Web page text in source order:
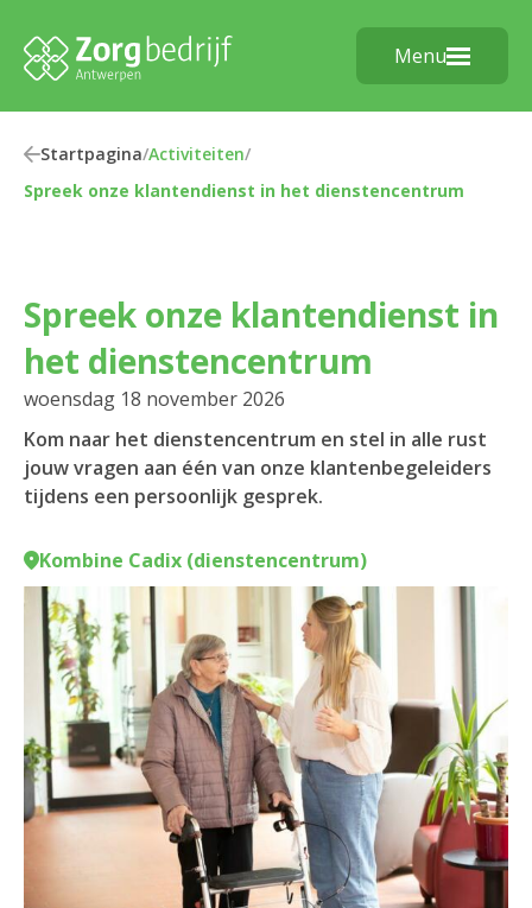
Menu
Startpagina/Activiteiten/
Spreek onze klantendienst in het dienstencentrum
Spreek onze klantendienst in
het dienstencentrum
woensdag 18 november 2026
Kom naar het dienstencentrum en stel in alle rust
jouw vragen aan één van onze klantenbegeleiders
tijdens een persoonlijk gesprek.
Kombine Cadix (dienstencentrum)